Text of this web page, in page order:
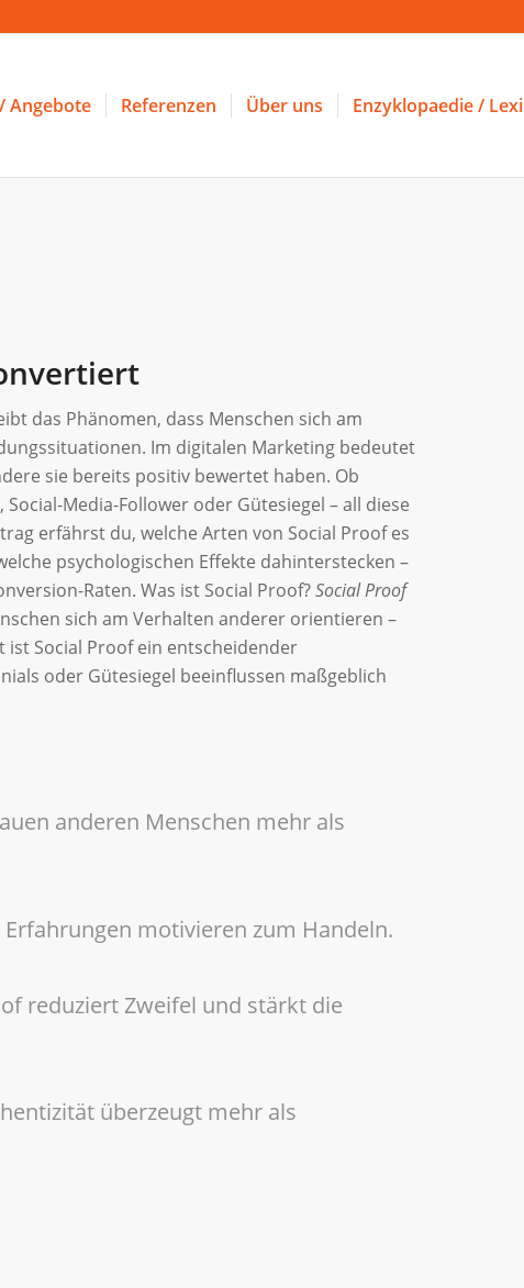
Angebote Referenzen Über uns Enzyklopaedie /
das Phänomen, dass Menschen sich am
Im digitalen Marketing bedeutet
sie bereits positiv bewertet haben. Ob
Media-Follower oder Gütesiegel – all diese
erfährst du, welche Arten von Social Proof es
psychologischen Effekte dahinterstecken –
Raten. Was ist Social Proof?Social Proof
sich am Verhalten anderer orientieren –
Social Proof ein entscheidender
oder Gütesiegel beeinflussen maßgeblich
anderen Menschen mehr als
Erfahrungen motivieren zum Handeln.
reduziert Zweifel und stärkt die
überzeugt mehr als